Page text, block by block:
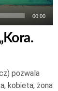
00:00
pozwala
kobieta, żona